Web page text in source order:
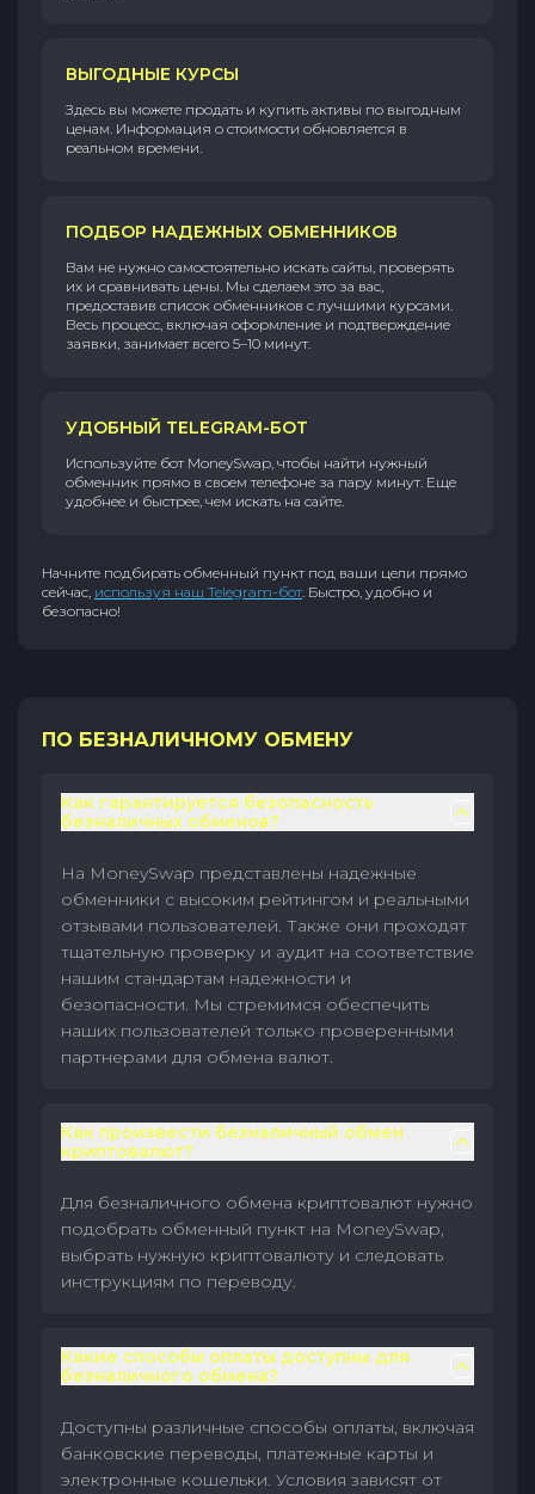
ВЫГОДНЫЕ КУРСЫ
Здесь вы можете продать и купить активы по выгодным
ценам. Информация о стоимости обновляется в
реальном времени.
ПОДБОР НАДЕЖНЫХ ОБМЕННИКОВ
Вам не нужно самостоятельно искать сайты, проверять
их и сравнивать цены. Мы сделаем это за вас,
предоставив список обменников с лучшими курсами.
Весь процесс, включая оформление и подтверждение
заявки, занимает всего 5–10 минут.
УДОБНЫЙ TELEGRAM-БОТ
Используйте бот MoneySwap, чтобы найти нужный
обменник прямо в своем телефоне за пару минут. Еще
удобнее и быстрее, чем искать на сайте.
Начните подбирать обменный пункт под ваши цели прямо
сейчас, используя наш Telegram-бот. Быстро, удобно и
безопасно!
ПО БЕЗНАЛИЧНОМУ ОБМЕНУ
Как гарантируется безопасность
безналичных обменов?
На MoneySwap представлены надежные
обменники с высоким рейтингом и реальными
отзывами пользователей. Также они проходят
тщательную проверку и аудит на соответствие
нашим стандартам надежности и
безопасности. Мы стремимся обеспечить
наших пользователей только проверенными
партнерами для обмена валют.
Как произвести безналичный обмен
криптовалют?
Для безналичного обмена криптовалют нужно
подобрать обменный пункт на MoneySwap,
выбрать нужную криптовалюту и следовать
инструкциям по переводу.
Какие способы оплаты доступны для
безналичного обмена?
Доступны различные способы оплаты, включая
банковские переводы, платежные карты и
электронные кошельки. Условия зависят от